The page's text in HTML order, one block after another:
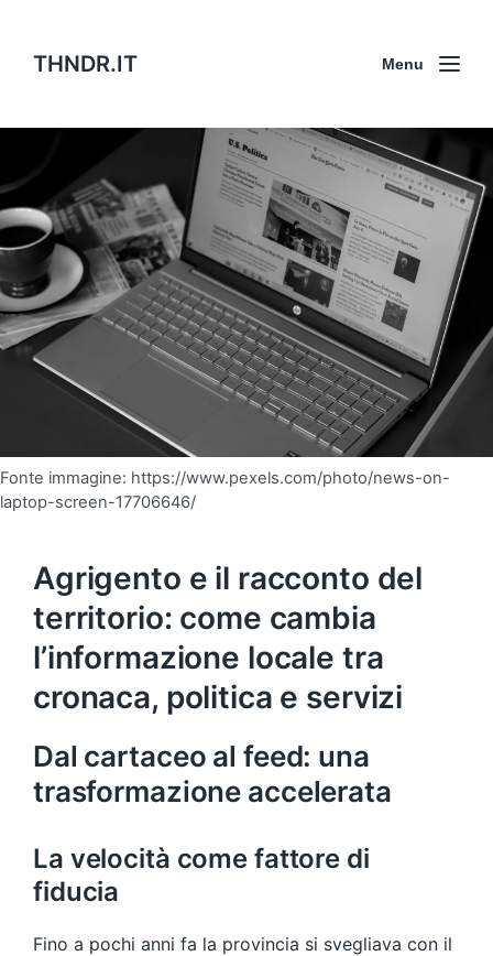
THNDR.IT Menu
Fonte immagine: https://www.pexels.com/photo/news-on-
laptop-screen-17706646/
Agrigento e il racconto del
territorio: come cambia
l’informazione locale tra
cronaca, politica e servizi
Dal cartaceo al feed: una
trasformazione accelerata
La velocità come fattore di
fiducia
Fino a pochi anni fa la provincia si svegliava con il